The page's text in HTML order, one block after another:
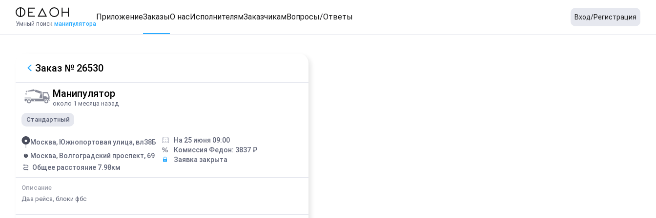
Умный поиск манипулятора
ПриложениеЗаказыО насИсполнителямЗаказчикамВопросы/Ответы Вход/Регистрация
Заказ № 26530
Манипулятор
около 1 месяца назад
Стандартный
Москва, Южнопортовая улица, вл38Б
Москва, Волгоградский проспект, 69
Общее расстояние 7.98км
На 25 июня 09:00
Комиссия Федон: 3837 ₽
Заявка закрыта
Описание
Два рейса, блоки фбс